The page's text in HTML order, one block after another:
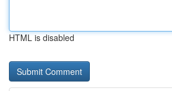
HTML is disabled